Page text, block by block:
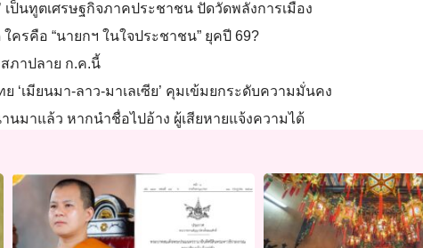
เป็นทูตเศรษฐกิจภาคประชาชน ปัดวัดพลังการเมือง
ครคือ “นายกฯ ในใจประชาชน” ยุคปี 69?
สภาปลาย ก.ค.นี้
‘เมียนมา-ลาว-มาเลเซีย’ คุมเข้มยกระดับความมั่นคง
นมาแล้ว หากนำชื่อไปอ้าง ผู้เสียหายแจ้งความได้